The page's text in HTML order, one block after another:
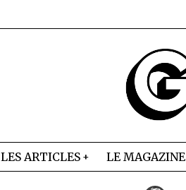
LES ARTICLES LE MAGAZINE